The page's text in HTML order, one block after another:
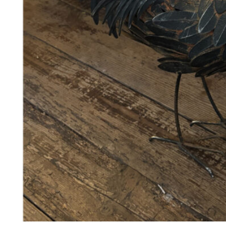
Tilføj til kurv
Se kurv Kasse